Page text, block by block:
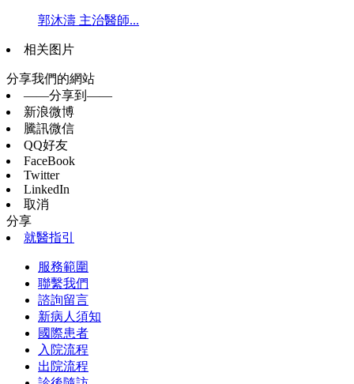
郭沐濤 主治醫師...
相关图片
分享我們的網站
——分享到——
新浪微博
騰訊微信
QQ好友
FaceBook
Twitter
LinkedIn
取消
分享
就醫指引
服務範圍
聯繫我們
諮詢留言
新病人須知
國際患者
入院流程
出院流程